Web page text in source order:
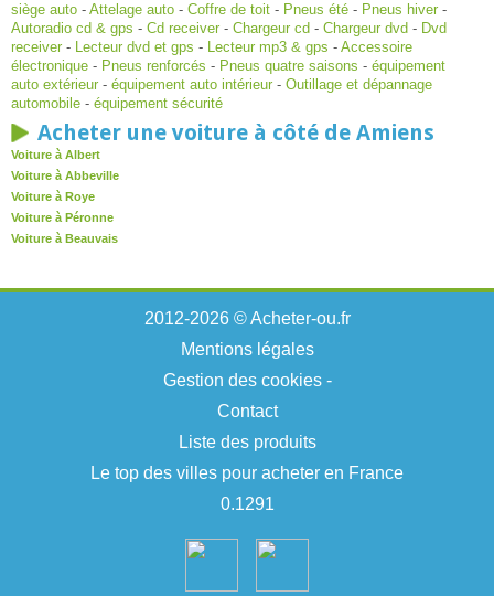
siège auto - Attelage auto - Coffre de toit - Pneus été - Pneus hiver -
Autoradio cd & gps - Cd receiver - Chargeur cd - Chargeur dvd - Dvd
receiver - Lecteur dvd et gps - Lecteur mp3 & gps - Accessoire
électronique - Pneus renforcés - Pneus quatre saisons - équipement
auto extérieur - équipement auto intérieur - Outillage et dépannage
automobile - équipement sécurité
Acheter une voiture à côté de Amiens
Voiture à Albert
Voiture à Abbeville
Voiture à Roye
Voiture à Péronne
Voiture à Beauvais
2012-2026 © Acheter-ou.fr
Mentions légales
Gestion des cookies-
Contact
Liste des produits
Le top des villes pour acheter en France
0.1291